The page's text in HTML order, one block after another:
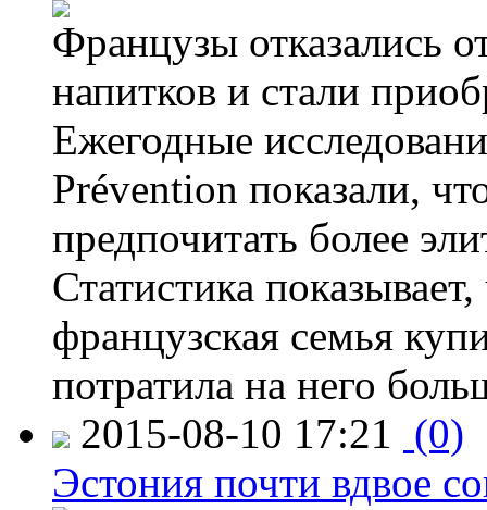
Французы отказались
напитков и стали
Ежегодные
Prévention показали,
предпочитать более
Статистика
французская семья
потратила на него
2015-08-10 17:21 (0)
Эстония почти вдвое